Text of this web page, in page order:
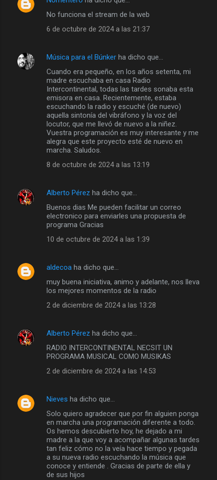
No funciona el stream de la web
6 de octubre de 2024 a las 21:37
Música para el Búnker ha dicho que…
Cuando era pequeño, en los años setenta, mi
madre escuchaba en casa Radio
Intercontinental, todas las tardes sonaba esta
emisora en casa. Recientemente, estaba
escuchando la radio y escuché (de nuevo)
aquella sintonía del vibráfono y la voz del
locutor, que me llevó de nuevo a la niñez.
Vuestra programación es muy interesante y me
alegra que este proyecto esté de nuevo en
marcha. Saludos.
8 de octubre de 2024 a las 13:19
Alberto Pérez ha dicho que…
Buenos dias Me pueden facilitar un correo
electronico para enviarles una propuesta de
programa Gracias
10 de octubre de 2024 a las 1:39
aldecoa ha dicho que…
muy buena iniciativa, animo y adelante, nos lleva
los mejores momentos de la radio
2 de diciembre de 2024 a las 13:28
Alberto Pérez ha dicho que…
RADIO INTERCONTINENTAL NECSIT UN
PROGRAMA MUSICAL COMO MUSIKAS
2 de diciembre de 2024 a las 14:53
Nieves ha dicho que…
Solo quiero agradecer que por fin alguien ponga
en marcha una programación diferente a todo.
Os hemos descubierto hoy, he dejado a mi
madre a la que voy a acompañar algunas tardes
tan feliz cómo no la veía hace tiempo y pegada
a su nueva radio escuchando la música que
conoce y entiende . Gracias de parte de ella y
de sus hijos